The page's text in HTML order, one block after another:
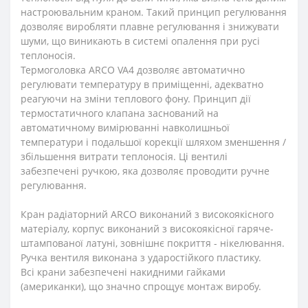
настроювальним краном. Такий принцип регулювання
дозволяє виробляти плавне регулювання і знижувати
шуми, що виникають в системі опалення при русі
теплоносія.
Термоголовка ARCO VA4 дозволяє автоматично
регулювати температуру в приміщенні, адекватно
реагуючи на зміни теплового фону. Принцип дії
термостатичного клапана заснований на
автоматичному вимірюванні навколишньої
температури і подальшої корекції шляхом зменшення /
збільшення витрати теплоносія. Ці вентилі
забезпечені ручкою, яка дозволяє проводити ручне
регулювання.
Кран радіаторний ARCO виконаний з високоякісного
матеріалу, корпус виконаний з високоякісної гаряче-
штампованої латуні, зовнішнє покриття - нікелювання.
Ручка вентиля виконана з ударостійкого пластику.
Всі крани забезпечені накидними гайками
(американки), що значно спрощує монтаж виробу.